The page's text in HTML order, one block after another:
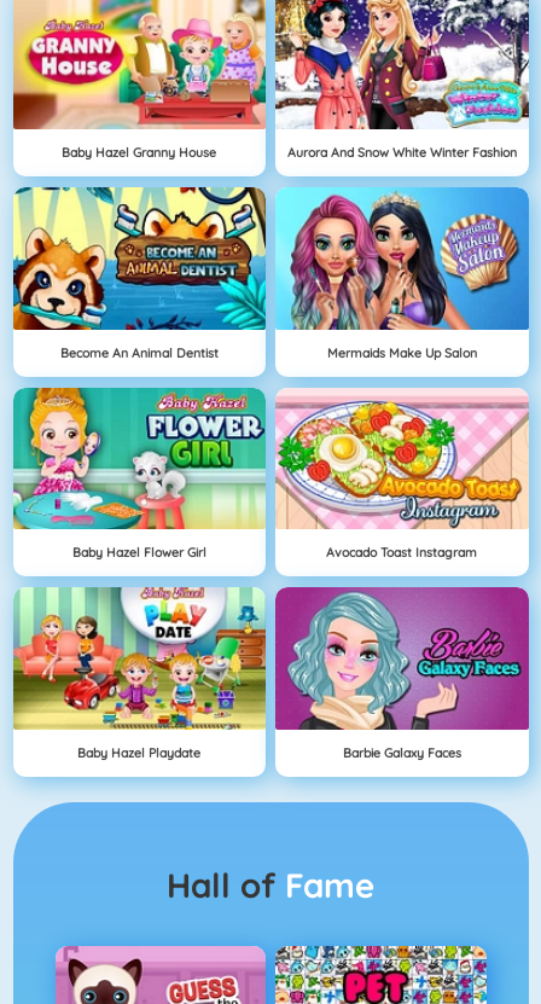
Baby Hazel Granny House Aurora And Snow White Winter Fashion
Become An Animal Dentist Mermaids Make Up Salon
Baby Hazel Flower Girl Avocado Toast Instagram
Baby Hazel Playdate Barbie Galaxy Faces
Hall of Fame